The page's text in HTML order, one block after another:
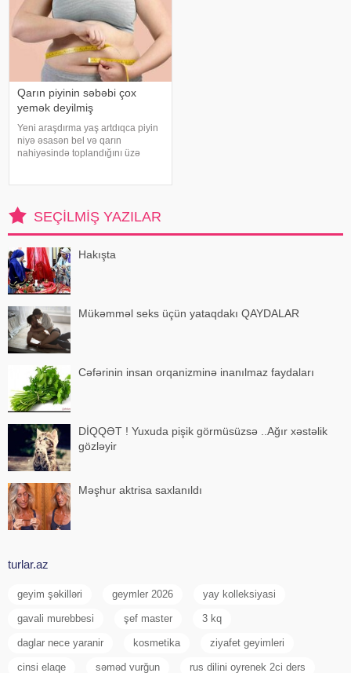
Qarın piyinin səbəbi çox
yemək deyilmiş
Yeni araşdırma yaş artdıqca piyin
niyə əsasən bel və qarın
nahiyəsində toplandığını üzə
SEÇILMIŞ YAZILAR
Hakışta
Mükəmməl seks üçün yataqdakı QAYDALAR
Cəfərinin insan orqanizminə inanılmaz faydaları
DİQQƏT ! Yuxuda pişik görmüsüzsə ..Ağır xəstəlik
gözləyir
Məşhur aktrisa saxlanıldı
turlar.az
geyim şəkilləri geymler 2026 yay kolleksiyasi
gavali murebbesi şef master 3 kq
daglar nece yaranir kosmetika ziyafet geyimleri
cinsi elaqe səməd vurğun rus dilini oyrenek 2ci ders